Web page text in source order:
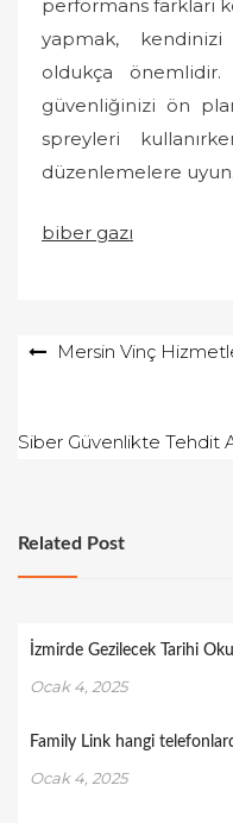
performans farkları
yapmak,
oldukça
güvenliğinizi ön
spreyleri
düzenlemelere uyun.
biber gazı
YazıMersin Vinç
Siber Güvenlikte Tehdit
Related Post
İzmirde Gezilecek Tarihi
Ocak 4, 2025
Family Link hangi
Ocak 4, 2025